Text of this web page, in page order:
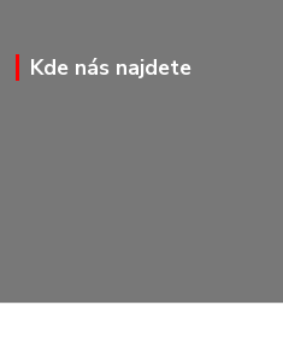
Kde nás najdete